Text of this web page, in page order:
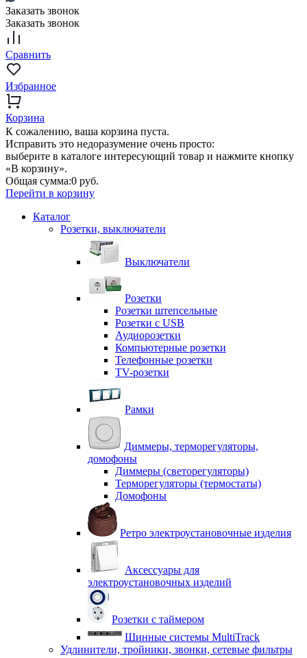
Заказать звонок
Заказать звонок
Сравнить
Избранное
Корзина
К сожалению, ваша корзина пуста.
Исправить это недоразумение очень просто:
выберите в каталоге интересующий товар и нажмите кнопку
«В корзину».
Общая сумма:0 руб.
Перейти в корзину
Каталог
Розетки, выключатели
Выключатели
Розетки
Розетки штепсельные
Розетки с USB
Аудиорозетки
Компьютерные розетки
Телефонные розетки
TV-розетки
Рамки
Диммеры, терморегуляторы,
домофоны
Диммеры (светорегуляторы)
Терморегуляторы (термостаты)
Домофоны
Ретро электроустановочные изделия
Аксессуары для
электроустановочных изделий
Розетки с таймером
Шинные системы MultiTrack
Удлинители, тройники, звонки, сетевые фильтры